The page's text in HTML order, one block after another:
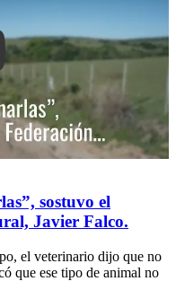
“Las jaurías hay que
sostuvo el
Javier Falco.
el veterinario dijo que no
que ese tipo de animal no